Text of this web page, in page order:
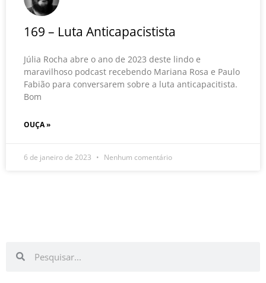
169 – Luta Anticapacistista
Júlia Rocha abre o ano de 2023 deste lindo e
maravilhoso podcast recebendo Mariana Rosa e Paulo
Fabião para conversarem sobre a luta anticapacitista.
Bom
OUÇA »
6 de janeiro de 2023 Nenhum comentário